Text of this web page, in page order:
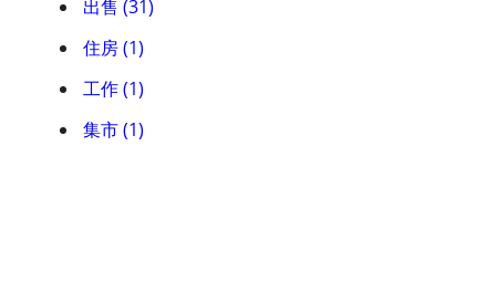
出售 (31)
住房 (1)
工作 (1)
集市 (1)